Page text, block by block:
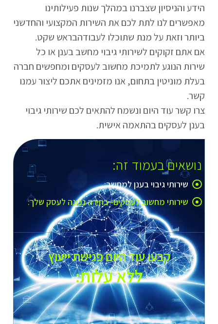
הידע והניסיון שצברנו במהלך שנות פעילותינו
מאפשרים לנו לתת לכם את השירות המקצועי והחדשני
ביותר וזאת על מנת שתוכלו לעבודהבראש שקט.
אם אתם זקוקים לשירותי גיבוי מחשב בענן או כל
שירות הנוגע לתמיכת מחשוב לעסקים ומחפשים חברה
בעלת מוניטין בתחום, אנו מזמינים אתכם ליצור עמנו
קשר.
צרו קשר עוד היום ונשמח להתאים לכם שירותי גיבוי
בענן לעסקים בהתאמה אישית.
נושאים בעמוד זה:
שירותי גיבוי בענן למחשב:
שירותי מחשוב לעסקים- בחירה נכונה לעסק שלך:
קבעו עוד היום פגישת ייעוץ
ללא עלות:​